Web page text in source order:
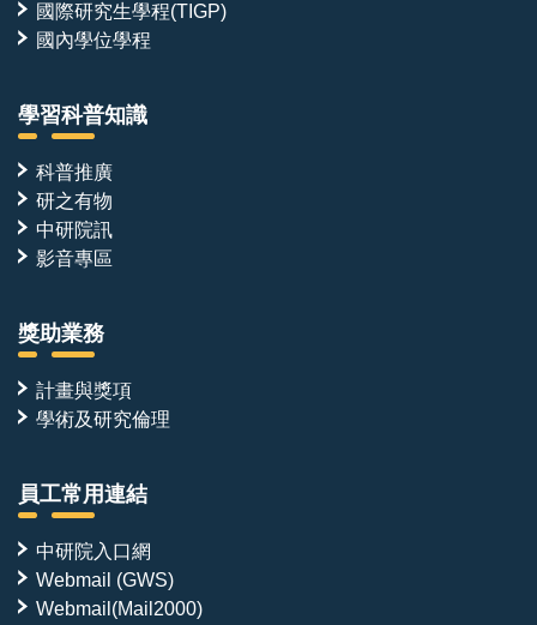
國際研究生學程(TIGP)
國內學位學程
學習科普知識
科普推廣
研之有物
中研院訊
影音專區
獎助業務
計畫與獎項
學術及研究倫理
員工常用連結
中研院入口網
Webmail (GWS)
Webmail(Mail2000)